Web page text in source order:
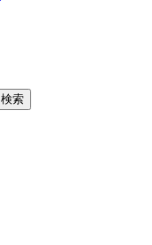
検索